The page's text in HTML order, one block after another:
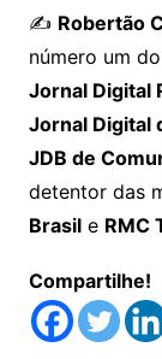
✍️ Robertão
número um do
Jornal Digital
Jornal Digital
JDB de
detentor das
Brasile RMC
Compartilhe!